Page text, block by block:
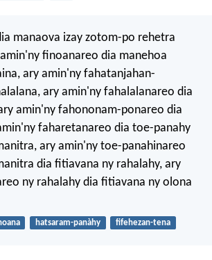
manaova izay zotom-po rehetra
finoanareo dia manehoa
ary amin'ny fahatanjahan-
ary amin'ny fahalalanareo dia
amin'ny fahononam-ponareo dia
faharetanareo dia toe-panahy
ary amin'ny toe-panahinareo
dia fitiavana ny rahalahy, ary
ny rahalahy dia fitiavana ny olona
hatsaram-panàhy fifehezan-tena